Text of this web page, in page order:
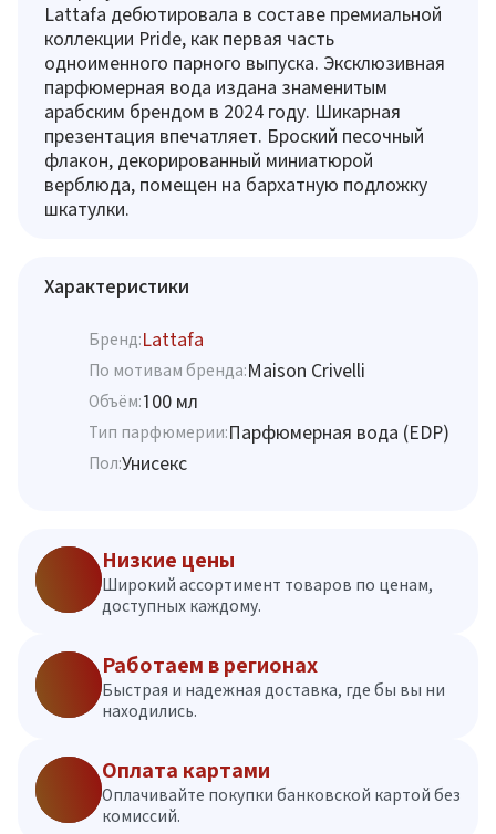
Lattafa дебютировала в составе премиальной
коллекции Pride, как первая часть
одноименного парного выпуска. Эксклюзивная
парфюмерная вода издана знаменитым
арабским брендом в 2024 году. Шикарная
презентация впечатляет. Броский песочный
флакон, декорированный миниатюрой
верблюда, помещен на бархатную подложку
шкатулки.
Характеристики
Бренд:Lattafa
По мотивам бренда:Maison Crivelli
Объём:100 мл
Тип парфюмерии:Парфюмерная вода (EDP)
Пол:Унисекс
Низкие цены
Широкий ассортимент товаров по ценам,
доступных каждому.
Работаем в регионах
Быстрая и надежная доставка, где бы вы ни
находились.
Оплата картами
Оплачивайте покупки банковской картой без
комиссий.